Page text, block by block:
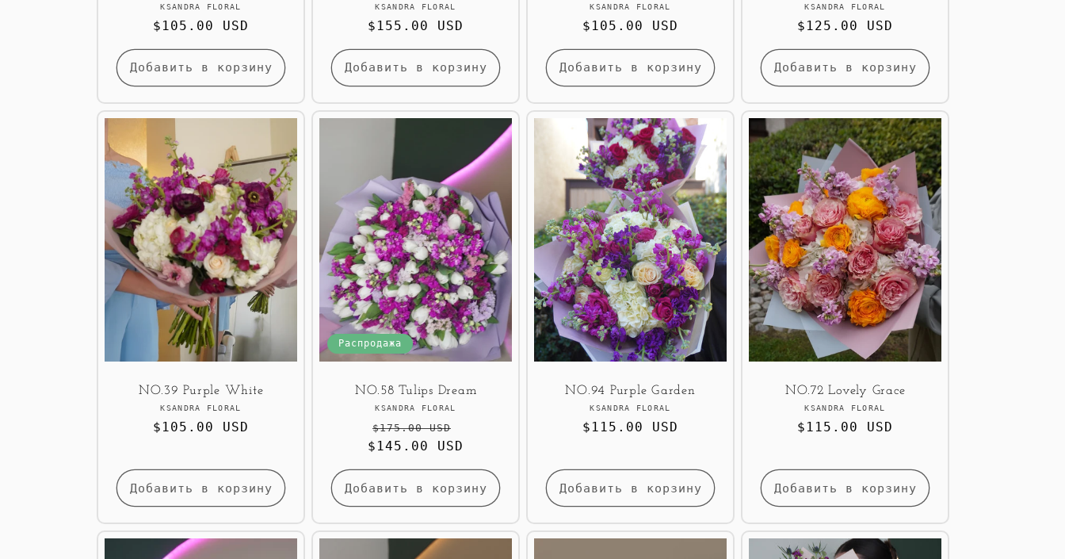
Продавец:
KSANDRA FLORAL
Обычная
$105.00 USD
Добавить в корзину
Продавец:
KSANDRA FLORAL
Обычная
$155.00 USD
Добавить в корзину
Продавец:
KSANDRA FLORAL
Обычная
$105.00 USD
Добавить в корзину
Продавец:
KSANDRA FLORAL
Обычная
$125.00 USD
Добавить в корзину
NO.39 Purple White
Продавец:
KSANDRA FLORAL
Обычная
$105.00 USD
Добавить в корзину
Распродажа
NO.58 Tulips Dream
Продавец:
KSANDRA FLORAL
Обычная
цена
$175.00 USD
со
скидкой
$145.00 USD
Добавить в корзину
NO.94 Purple Garden
Продавец:
KSANDRA FLORAL
Обычная
$115.00 USD
Добавить в корзину
NO.72 Lovely Grace
Продавец:
KSANDRA FLORAL
Обычная
$115.00 USD
Добавить в корзину